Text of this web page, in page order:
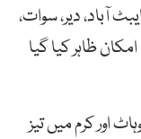
آباد، دیر، سوات،
ظاہر کیا گیا
اور کرم میں تیز